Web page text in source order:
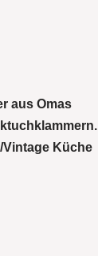
aus Omas
Vintage Küche